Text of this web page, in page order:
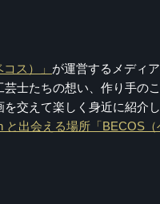
ス）」 が運営するメディ
士たちの想い、作り手
交えて楽しく身近に紹介
出会える場所「BECOS（